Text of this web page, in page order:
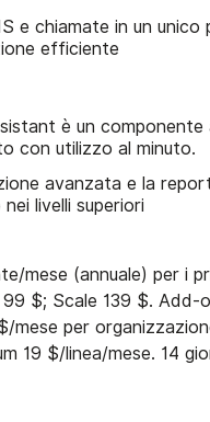
e chiamate in un unico
efficiente
è un componente
con utilizzo al minuto.
avanzata e la
livelli superiori
mese (annuale) per i
$; Scale 139 $. Add-
mese per
19 $/linea/mese. 14